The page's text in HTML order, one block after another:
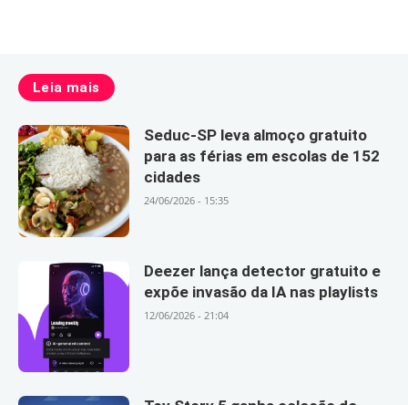
Leia mais
Seduc-SP leva almoço gratuito
para as férias em escolas de 152
cidades
24/06/2026 - 15:35
Deezer lança detector gratuito e
expõe invasão da IA nas playlists
12/06/2026 - 21:04